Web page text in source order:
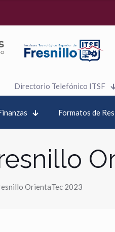
Directorio Telefónico ITSF
Formatos de
OrientaTec 2023